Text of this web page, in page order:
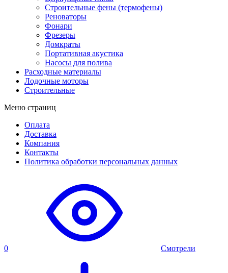
Строительные фены (термофены)
Реноваторы
Фонари
Фрезеры
Домкраты
Портативная акустика
Насосы для полива
Расходные материалы
Лодочные моторы
Строительные
Меню страниц
Оплата
Доставка
Компания
Контакты
Политика обработки персональных данных
0 Смотрели